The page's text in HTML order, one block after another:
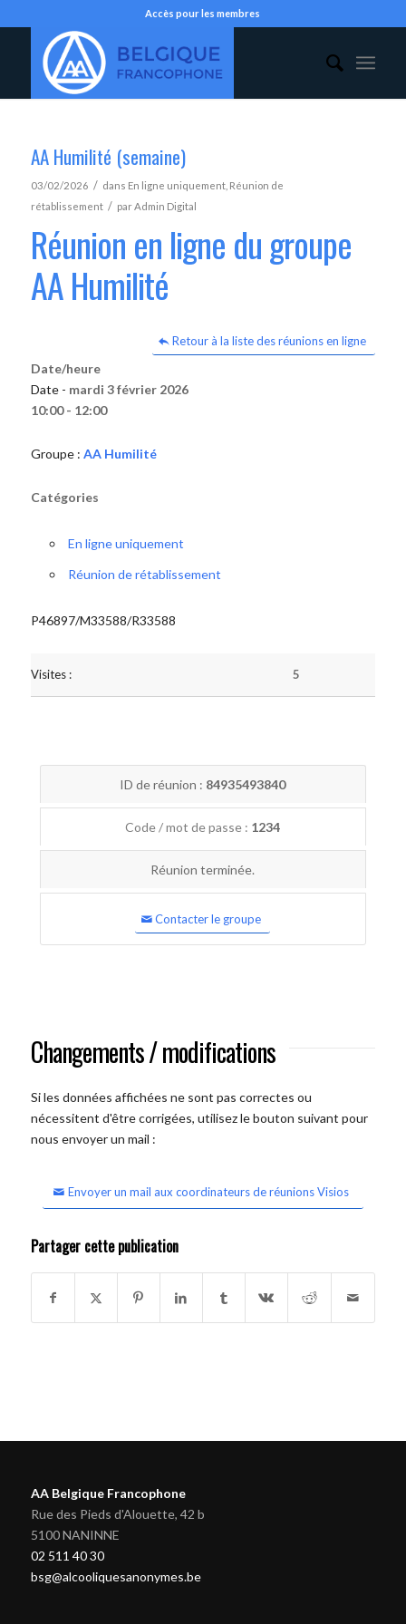
Accès pour les membres
AA Humilité (semaine)
03/02/2026 / dans En ligne uniquement, Réunion de
rétablissement / parAdmin Digital
Réunion en ligne du groupe
AA Humilité
Retour à la liste des réunions en ligne
Date/heure
Date - mardi 3 février 2026
10:00 - 12:00
Groupe : AA Humilité
Catégories
En ligne uniquement
Réunion de rétablissement
P46897/M33588/R33588
Visites : 5
ID de réunion : 84935493840
Code / mot de passe : 1234
Réunion terminée.
Contacter le groupe
Changements / modifications
Si les données affichées ne sont pas correctes ou
nécessitent d'être corrigées, utilisez le bouton suivant pour
nous envoyer un mail :
Envoyer un mail aux coordinateurs de réunions Visios
Partager cette publication
AA Belgique Francophone
Rue des Pieds d'Alouette, 42 b
5100 NANINNE
02 511 40 30
bsg@alcooliquesanonymes.be